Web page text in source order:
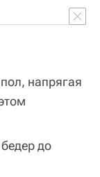
напрягая
до